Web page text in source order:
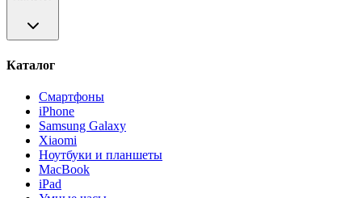
Каталог
Смартфоны
iPhone
Samsung Galaxy
Xiaomi
Ноутбуки и планшеты
MacBook
iPad